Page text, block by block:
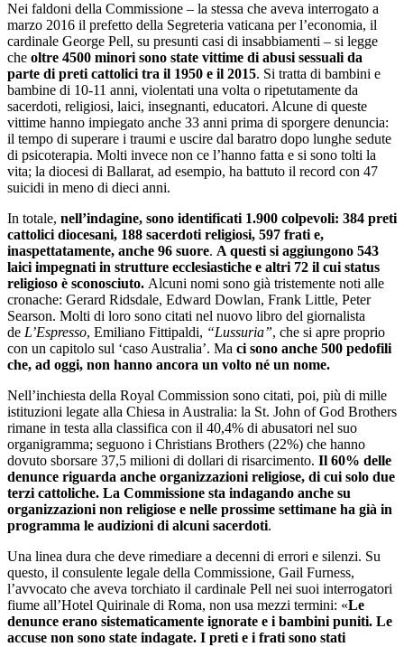
Nei faldoni della Commissione – la stessa che aveva interrogato a
marzo 2016 il prefetto della Segreteria vaticana per l’economia, il
cardinale George Pell, su presunti casi di insabbiamenti – si legge
che oltre 4500 minori sono state vittime di abusi sessuali da
parte di preti cattolici tra il 1950 e il 2015. Si tratta di bambini e
bambine di 10-11 anni, violentati una volta o ripetutamente da
sacerdoti, religiosi, laici, insegnanti, educatori. Alcune di queste
vittime hanno impiegato anche 33 anni prima di sporgere denuncia:
il tempo di superare i traumi e uscire dal baratro dopo lunghe sedute
di psicoterapia. Molti invece non ce l’hanno fatta e si sono tolti la
vita; la diocesi di Ballarat, ad esempio, ha battuto il record con 47
suicidi in meno di dieci anni.
In totale, nell’indagine, sono identificati 1.900 colpevoli: 384 preti
cattolici diocesani, 188 sacerdoti religiosi, 597 frati e,
inaspettatamente, anche 96 suore. A questi si aggiungono 543
laici impegnati in strutture ecclesiastiche e altri 72 il cui status
religioso è sconosciuto. Alcuni nomi sono già tristemente noti alle
cronache: Gerard Ridsdale, Edward Dowlan, Frank Little, Peter
Searson. Molti di loro sono citati nel nuovo libro del giornalista
de L’Espresso, Emiliano Fittipaldi, “Lussuria”, che si apre proprio
con un capitolo sul ‘caso Australia’. Ma ci sono anche 500 pedofili
che, ad oggi, non hanno ancora un volto né un nome.
Nell’inchiesta della Royal Commission sono citati, poi, più di mille
istituzioni legate alla Chiesa in Australia: la St. John of God Brothers
rimane in testa alla classifica con il 40,4% di abusatori nel suo
organigramma; seguono i Christians Brothers (22%) che hanno
dovuto sborsare 37,5 milioni di dollari di risarcimento. Il 60% delle
denunce riguarda anche organizzazioni religiose, di cui solo due
terzi cattoliche. La Commissione sta indagando anche su
organizzazioni non religiose e nelle prossime settimane ha già in
programma le audizioni di alcuni sacerdoti.
Una linea dura che deve rimediare a decenni di errori e silenzi. Su
questo, il consulente legale della Commissione, Gail Furness,
l’avvocato che aveva torchiato il cardinale Pell nei suoi interrogatori
fiume all’Hotel Quirinale di Roma, non usa mezzi termini: «Le
denunce erano sistematicamente ignorate e i bambini puniti. Le
accuse non sono state indagate. I preti e i frati sono stati